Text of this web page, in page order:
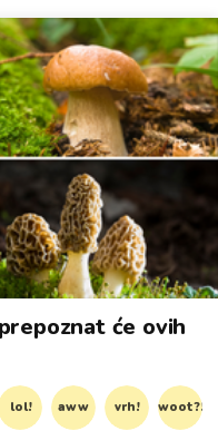
će ovih
lol! aww vrh! woot?!